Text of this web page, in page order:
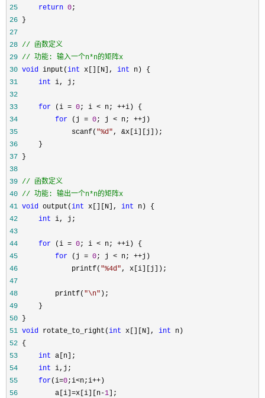
25
return 0
26
27
28 //
29 // 功能: 输入一个n*n的矩阵x
30 void input(int x[][N], int
31
int
32
33
for (i = 0; i < n; ++
34
for (j = 0; j < n; ++
35
             scanf(
"%d", &
36
37
38
39 //
40 // 功能: 输出一个n*n的矩阵x
41 void output(int x[][N], int
42
int
43
44
for (i = 0; i < n; ++
45
for (j = 0; j < n; ++
46
             printf(
"%4d"
47
48
         printf(
"\n"
49
50
51 void rotate_to_right(int x[][N], int
52
53
int
54
int
55
for(i=0;i<n;i++
56
         a[i]=x[i][n-
1